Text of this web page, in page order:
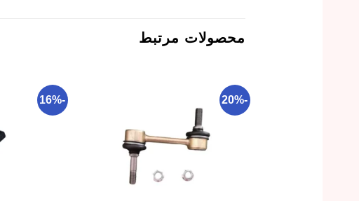
محصولات مرتبط
-20%
-16%